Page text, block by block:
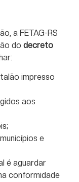
a FETAG-RS
do decreto
impresso
aos
e
é aguardar
conformidade